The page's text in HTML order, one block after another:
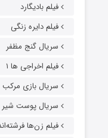
فیلم بادیگارد
فیلم دایره زنگی
سریال گنج مظفر
فیلم اخراجی ها ۱
سریال بازی مرکب
سریال پوست شیر
فیلم زن‌ها